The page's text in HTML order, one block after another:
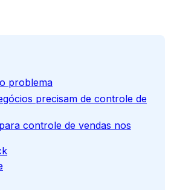
problema
precisam de controle de
controle de vendas nos